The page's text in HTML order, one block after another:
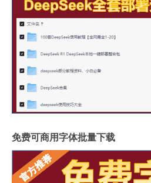
免费可商用字体批量下载